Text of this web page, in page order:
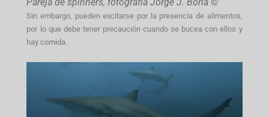
Sin embargo, pueden excitarse por la presencia de alimentos,
por lo que debe tener precaución cuando se bucea con ellos y
hay comida.